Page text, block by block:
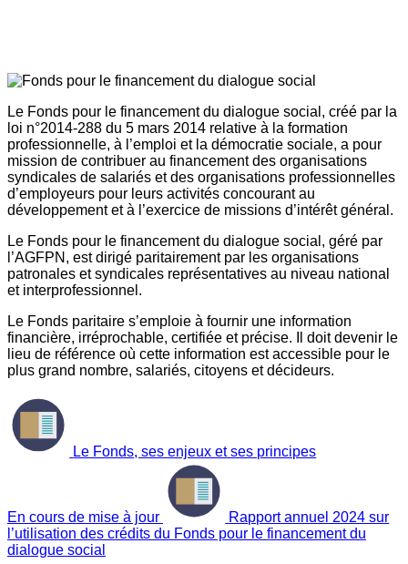
Le Fonds pour le financement du dialogue social, créé par la
loi n°2014-288 du 5 mars 2014 relative à la formation
professionnelle, à l’emploi et la démocratie sociale, a pour
mission de contribuer au financement des organisations
syndicales de salariés et des organisations professionnelles
d’employeurs pour leurs activités concourant au
développement et à l’exercice de missions d’intérêt général.
Le Fonds pour le financement du dialogue social, géré par
l’AGFPN, est dirigé paritairement par les organisations
patronales et syndicales représentatives au niveau national
et interprofessionnel.
Le Fonds paritaire s’emploie à fournir une information
financière, irréprochable, certifiée et précise. Il doit devenir le
lieu de référence où cette information est accessible pour le
plus grand nombre, salariés, citoyens et décideurs.
Le Fonds, ses enjeux et ses principes
En cours de mise à jour
Rapport annuel 2024 sur
l’utilisation des crédits du Fonds pour le financement du
dialogue social